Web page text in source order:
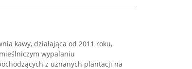
kawy, działająca od 2011 roku,
wypalaniu
z uznanych plantacji na